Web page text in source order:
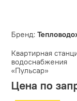
Бренд:
Квартирная
водоснабжения
«Пульсар»
Цена по